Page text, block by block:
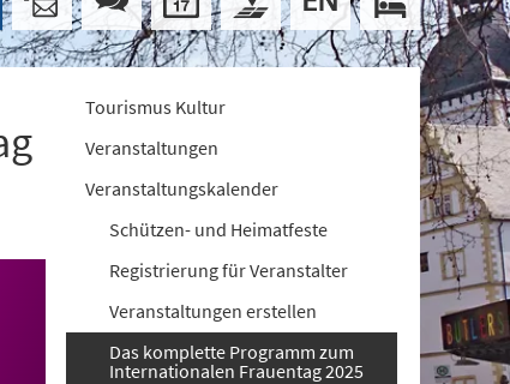
Tourismus Kultur
Veranstaltungen
Veranstaltungskalender
Schützen- und Heimatfeste
Registrierung für Veranstalter
Veranstaltungen erstellen
Das komplette Programm zum
Internationalen Frauentag 2025